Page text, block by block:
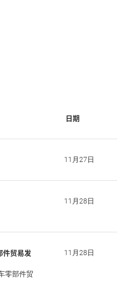
日期
11月27日
11月28日
件贸易发
零部件贸
11月28日